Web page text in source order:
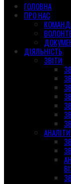
ГОЛОВНА
ПРО НАС
ДІЯЛЬНІСТЬ
ЗВІТИ